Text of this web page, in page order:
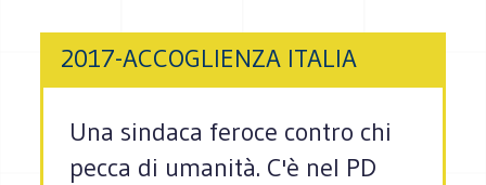
2017-ACCOGLIENZA ITALIA
Una sindaca feroce contro chi
pecca di umanità. C'è nel PD